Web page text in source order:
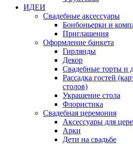
ИДЕИ
Свадебные аксессуары
Бонбоньерки и
Приглашения
Оформление банкета
Гирлянды
Декор
Свадебные торты и
Рассадка гостей
столов)
Украшение стола
Флористика
Свадебная церемония
Аксессуары для
Арки
Дети на свадьбе